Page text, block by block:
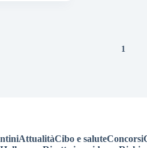
1
AttualitàCibo e saluteConcorsi